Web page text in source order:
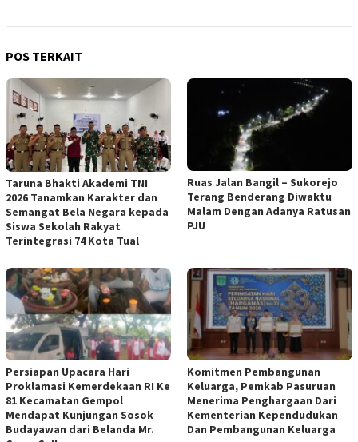
POS TERKAIT
Taruna Bhakti Akademi TNI
2026 Tanamkan Karakter dan
Semangat Bela Negara kepada
Siswa Sekolah Rakyat
Terintegrasi 74 Kota Tual
Ruas Jalan Bangil – Sukorejo
Terang Benderang Diwaktu
Malam Dengan Adanya Ratusan
PJU
Persiapan Upacara Hari
Proklamasi Kemerdekaan RI Ke
81 Kecamatan Gempol
Mendapat Kunjungan Sosok
Budayawan dari Belanda Mr.
Komitmen Pembangunan
Keluarga, Pemkab Pasuruan
Menerima Penghargaan Dari
Kementerian Kependudukan
Dan Pembangunan Keluarga